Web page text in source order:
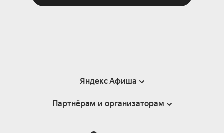
Яндекс Афиша
Справка
Партнёрам и организаторам